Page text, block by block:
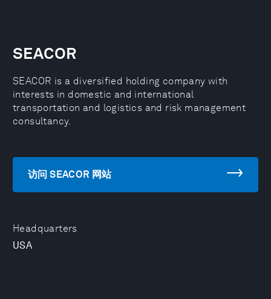
Headquarters
USA
SEACOR
SEACOR is a diversified holding company with
interests in domestic and international
transportation and logistics and risk management
consultancy.
访问 SEACOR 网站